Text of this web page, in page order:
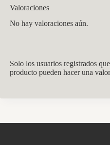
Valoraciones
No hay valoraciones aún.
Solo los usuarios registrados
producto pueden hacer una
Asistente virtual · En